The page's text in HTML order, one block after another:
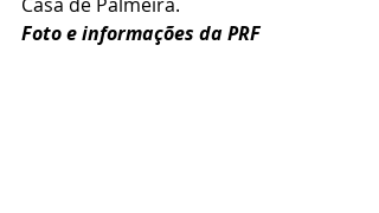
Foto e informações da PRF